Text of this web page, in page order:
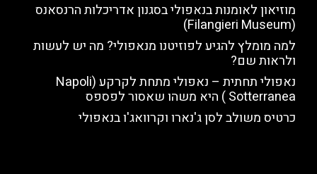
מוזיאון לאומנות בנאפולי בסגנון אדריכלות הרנסאנס
(Filangieri Museum)
למה מומלץ להגיע לפוזיטנו מנאפולי? מה יש לעשות
ולראות שם?
נאפולי תחתית – נאפולי מתחת לקרקע (Napoli
Sotterranea ) היא משהו שאסור לפספס
כרטיס משולב לסן ג'נארו וקרוואג'ו בנאפולי